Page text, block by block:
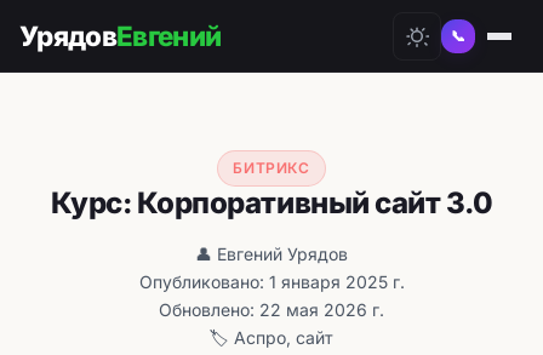
УрядовЕвгений 📞
БИТРИКС
Курс: Корпоративный сайт 3.0
👤 Евгений Урядов
Опубликовано: 1 января 2025 г.
Обновлено: 22 мая 2026 г.
🏷️ Аспро, сайт